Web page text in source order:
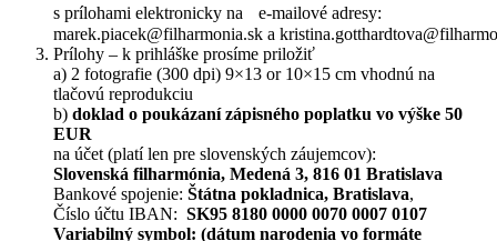
s prílohami elektronicky na e-mailové adresy:
marek.piacek@filharmonia.sk a
Prílohy – k prihláške prosíme priložiť
a) 2 fotografie (300 dpi) 9×13 or 10×15 cm vhodnú na
tlačovú reprodukciu
b) doklad o poukázaní zápisného poplatku vo výške 50
EUR
na účet (platí len pre slovenských záujemcov):
Slovenská filharmónia, Medená 3, 816 01 Bratislava
Bankové spojenie: Štátna pokladnica, Bratislava,
Číslo účtu IBAN: SK95 8180 0000 0070 0007 0107
Variabilný symbol: (dátum narodenia vo formáte